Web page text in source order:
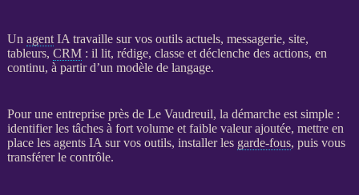
Un agent IA travaille sur vos outils actuels, messagerie, site,
tableurs, CRM: il lit, rédige, classe et déclenche des actions, en
continu, à partir d’un modèle de langage.
Pour une entreprise près de Le Vaudreuil, la démarche est simple :
identifier les tâches à fort volume et faible valeur ajoutée, mettre en
place les agents IA sur vos outils, installer les garde-fous, puis vous
transférer le contrôle.